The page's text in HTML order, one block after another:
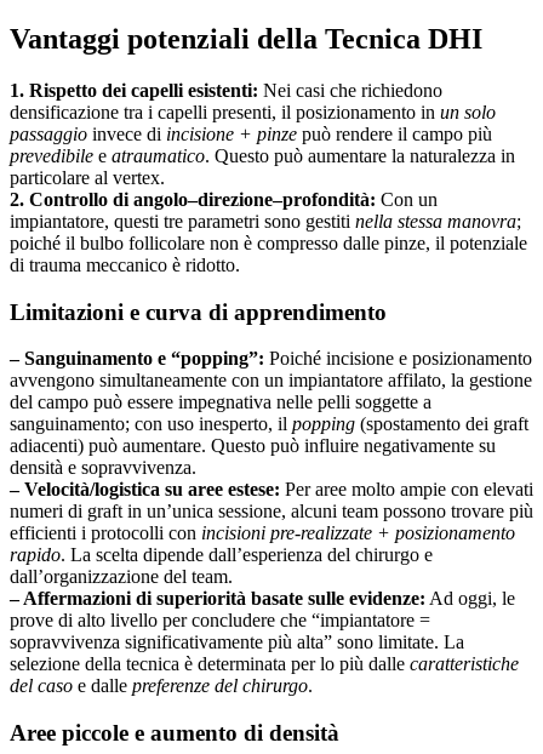
Vantaggi potenziali della Tecnica DHI
1. Rispetto dei capelli esistenti: Nei casi che richiedono
densificazione tra i capelli presenti, il posizionamento in un solo
passaggio invece di incisione + pinze può rendere il campo più
prevedibile e atraumatico. Questo può aumentare la naturalezza in
particolare al vertex.
2. Controllo di angolo–direzione–profondità: Con un
impiantatore, questi tre parametri sono gestiti nella stessa manovra;
poiché il bulbo follicolare non è compresso dalle pinze, il potenziale
di trauma meccanico è ridotto.
Limitazioni e curva di apprendimento
– Sanguinamento e “popping”: Poiché incisione e posizionamento
avvengono simultaneamente con un impiantatore affilato, la gestione
del campo può essere impegnativa nelle pelli soggette a
sanguinamento; con uso inesperto, il popping (spostamento dei graft
adiacenti) può aumentare. Questo può influire negativamente su
densità e sopravvivenza.
– Velocità/logistica su aree estese: Per aree molto ampie con elevati
numeri di graft in un’unica sessione, alcuni team possono trovare più
efficienti i protocolli con incisioni pre-realizzate + posizionamento
rapido. La scelta dipende dall’esperienza del chirurgo e
dall’organizzazione del team.
– Affermazioni di superiorità basate sulle evidenze: Ad oggi, le
prove di alto livello per concludere che “impiantatore =
sopravvivenza significativamente più alta” sono limitate. La
selezione della tecnica è determinata per lo più dalle caratteristiche
del caso e dalle preferenze del chirurgo.
Aree piccole e aumento di densità